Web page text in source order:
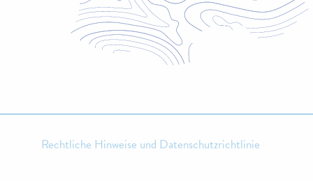
Rechtliche Hinweise und Datenschutzrichtlinie